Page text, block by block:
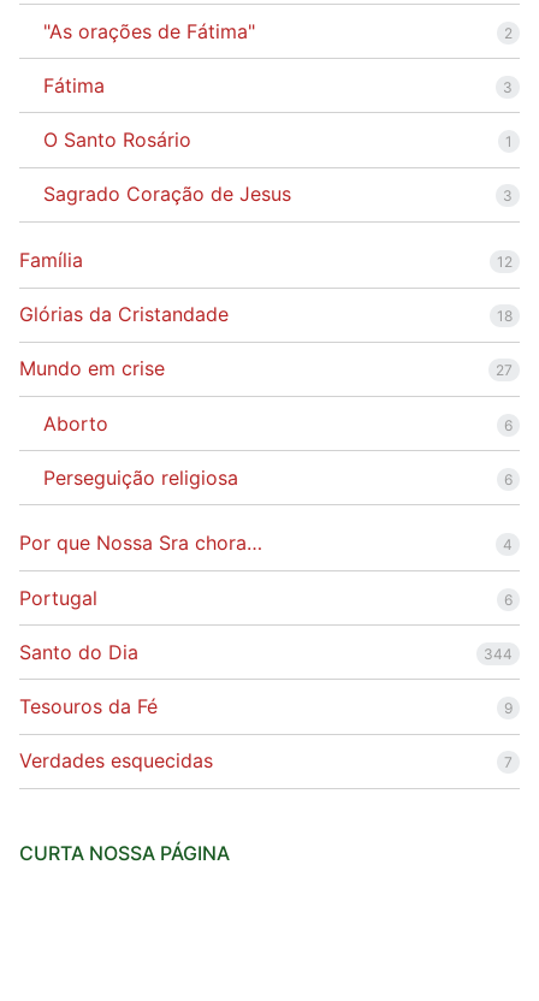
"As orações de Fátima" 2
Fátima 3
O Santo Rosário 1
Sagrado Coração de Jesus 3
Família 12
Glórias da Cristandade 18
Mundo em crise 27
Aborto 6
Perseguição religiosa 6
Por que Nossa Sra chora… 4
Portugal 6
Santo do Dia 344
Tesouros da Fé 9
Verdades esquecidas 7
CURTA NOSSA PÁGINA